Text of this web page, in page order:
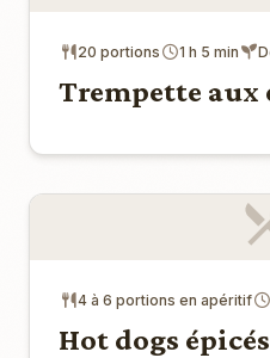
20 portions 1 h 5 min
Trempette aux
4 à 6 portions en apéritif
Hot dogs